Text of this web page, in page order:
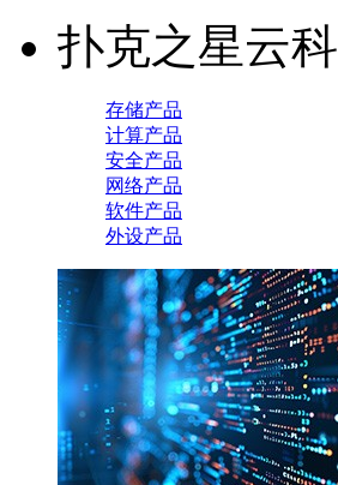
扑克之星云科
存储产品
计算产品
安全产品
网络产品
软件产品
外设产品